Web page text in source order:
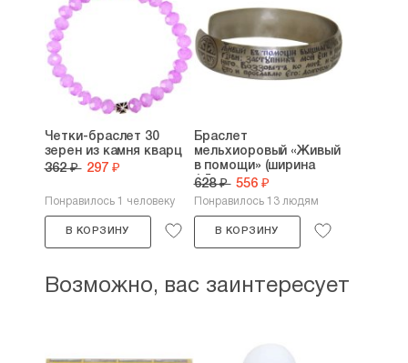
Четки-браслет 30
зерен из камня кварц
362 ₽ 297 ₽
Понравилось 1 человеку
В КОРЗИНУ
Браслет
мельхиоровый «Живый
в помощи» (ширина
1,5...
628 ₽ 556 ₽
Понравилось 13 людям
В КОРЗИНУ
Возможно, вас заинтересует